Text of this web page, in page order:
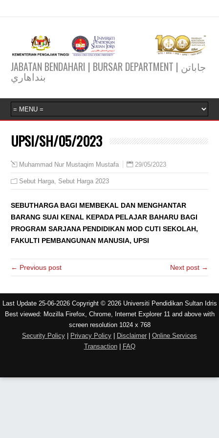
JABATAN BENDAHARI | BURSAR DEPARTMENT | جاباتن
بنداهاري
UPSI/SH/05/2023
Muhammad Nur Mustaqim Mustafa 29/05/2023
Sebut Harga, Sebut Harga 2023
SEBUTHARGA BAGI MEMBEKAL DAN MENGHANTAR
BARANG SUAI KENAL KEPADA PELAJAR BAHARU BAGI
PROGRAM SARJANA PENDIDIKAN MOD CUTI SEKOLAH,
FAKULTI PEMBANGUNAN MANUSIA, UPSI
← Previous post Next post →
Last Update 25-06-2026 Copyright © 2026 Universiti Pendidikan Sultan Idris
Best viewed: Mozilla Firefox, Chrome, Internet Explorer 11 and above with
screen resolution 1024 x 768
Security Policy Privacy Policy Disclaimer
Online Services
Transaction| FAQ